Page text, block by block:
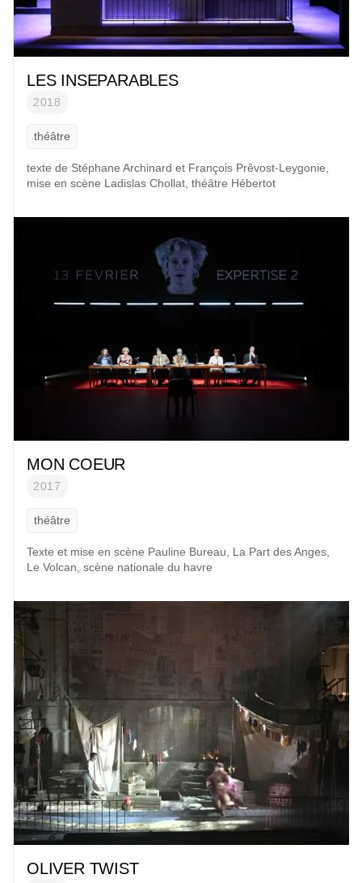
LES INSEPARABLES
2018
théâtre
texte de Stéphane Archinard et François Prêvost-Leygonie
mise en scène Ladislas Chollat , théâtre Hébertot
MON COEUR
2017
théâtre
Texte et mise en scène Pauline Bureau, La Part des Anges,
Le Volcan, scène nationale du havre
OLIVER TWIST